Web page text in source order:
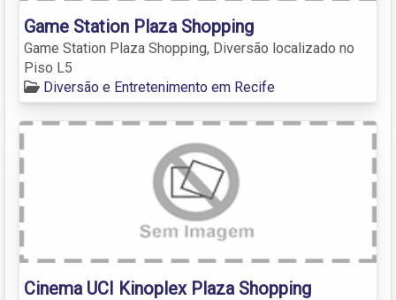
Game Station Plaza Shopping
Game Station Plaza Shopping, Diversão localizado no
Piso L5
Diversão e Entretenimento em Recife
Cinema UCI Kinoplex Plaza Shopping